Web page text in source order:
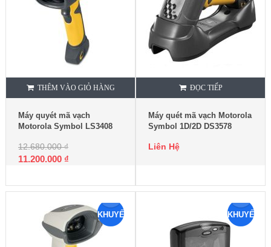
THÊM VÀO GIỎ HÀNG
Máy quyét mã vạch
Motorola Symbol LS3408
12.680.000₫
11.200.000 ₫
ĐỌC TIẾP
Máy quét mã vạch Motorola
Symbol 1D/2D DS3578
Liên Hệ
KHUYẾN KHUYẾN